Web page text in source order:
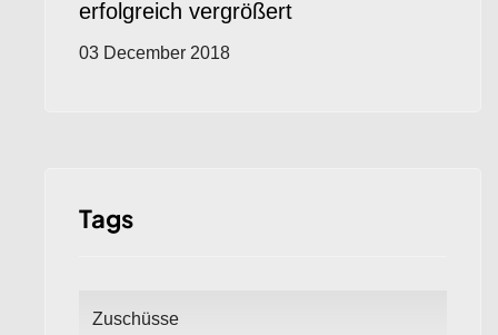
erfolgreich vergrößert
03 December 2018
Tags
Zuschüsse